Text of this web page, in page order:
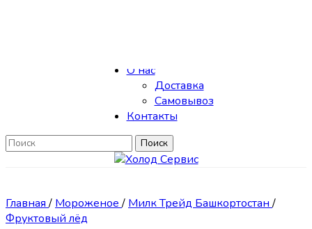
О нас
Доставка
Самовывоз
Контакты
Поиск
Главная/ Мороженое/ Милк Трейд Башкортостан/
Фруктовый лёд